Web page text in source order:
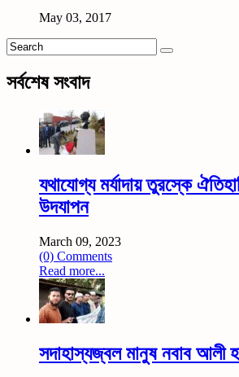
May 03, 2017
সর্বশেষ সংবাদ
যথাযোগ্য মর্যাদায় তুরস্কে
উদযাপন
March 09, 2023
(0) Comments
Read more...
সদাহাস্যজ্বল মানুষ নবাব আলী